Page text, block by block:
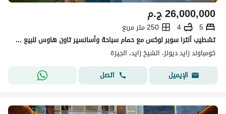
ج.م26,000,000
5
4
250 متر مربع
تشطيب ألترا سوبر لوكس مع حمام سباحة وأسانسير تاون هاوس للبيع في كمبوند زايد ديونز الشيخ زايد Zayed Dunes Compound Sheikh Zayed
كومباوند زايد ديونز، الشيخ زايد، الجيزة
الإيميل
اتصل